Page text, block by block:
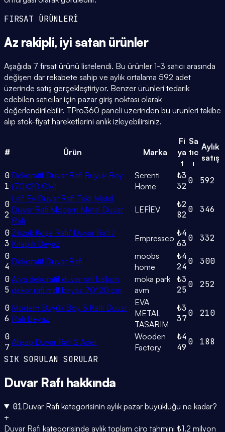
FIRSAT ÜRÜNLERİ
Az rakipli, iyi satan ürünler
Aşağıda 7 fırsat ürünü listelendi. Bu ürünler 1-3 satıcı arasında
değişen dar rekabete sahip ve aylık ortalama 592 adet
üzerinde satış gerçekleştiriyor. Benzer ürünleri tedarik
edebilen satıcılar için pazar giriş noktası olarak
değerlendirilebilir. TPro360 paneli üzerinden bu ürünleri takibe
alıp stok-fiyat hareketlerini anlık izleyebilirsiniz.
# Ürün Marka
Fi
ya
t
Sa
tıc
ı
Aylık
satış
0
1
Dekoratif Duvar Rafı Büyük Boy
(70X20 CM)
Serenti
Home
₺3
32
0 592
0
2
Lefi Ev Duvar Rafı Tekli Metal
Duvar Rafı Modern Metal Duvar
Rafı
LEFİEV
₺2
82
0 346
0
3
Zikzak Köşe Rafı/ Duvar Rafı /
Kitaplık Beyaz
Empressco ₺4
63
0
332
0
4 Dekoratif Duvar Rafı
moobs
home
₺4
24
0
300
0
5
Arya dekoratif duvar rafı balkon
dekor rafı mdf beyaz 70*20 cm
moka park
avm
₺3
25
0 252
0
6
Modern Büyük Boy 3 Katlı Duvar
Rafı Beyaz
EVA
METAL
TASARIM
₺3
37
0 210
0
7 Ahşap Duvar Rafı 2 Adet
Wooden
Factory
₺4
49
0
188
SIK SORULAN SORULAR
Duvar Rafı hakkında
01Duvar Rafı kategorisinin aylık pazar büyüklüğü ne kadar?
+
Duvar Rafı kategorisinde aylık toplam ciro tahmini ₺1.2 milyon